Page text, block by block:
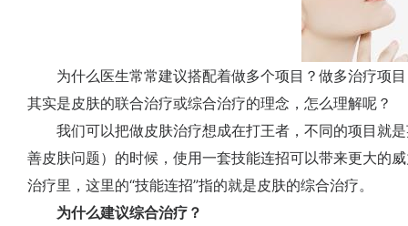
为什么医生常常建议搭配着做多个项目？做多治疗项目
其实是皮肤的联合治疗或综合治疗的理念，怎么理解呢？
我们可以把做皮肤治疗想成在打王者，不同的项目就是
善皮肤问题）的时候，使用一套技能连招可以带来更大的
治疗里，这里的“技能连招”指的就是皮肤的综合治疗。
为什么建议综合治疗？